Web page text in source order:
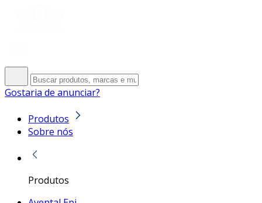
Gostaria de anunciar?
Produtos
Sobre nós
Produtos